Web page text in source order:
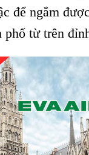
để ngắm
phố từ trên